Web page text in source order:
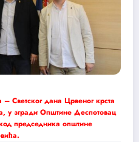
Светског дана Црвеног крста
у згради Општине Деспотовац
председника општине